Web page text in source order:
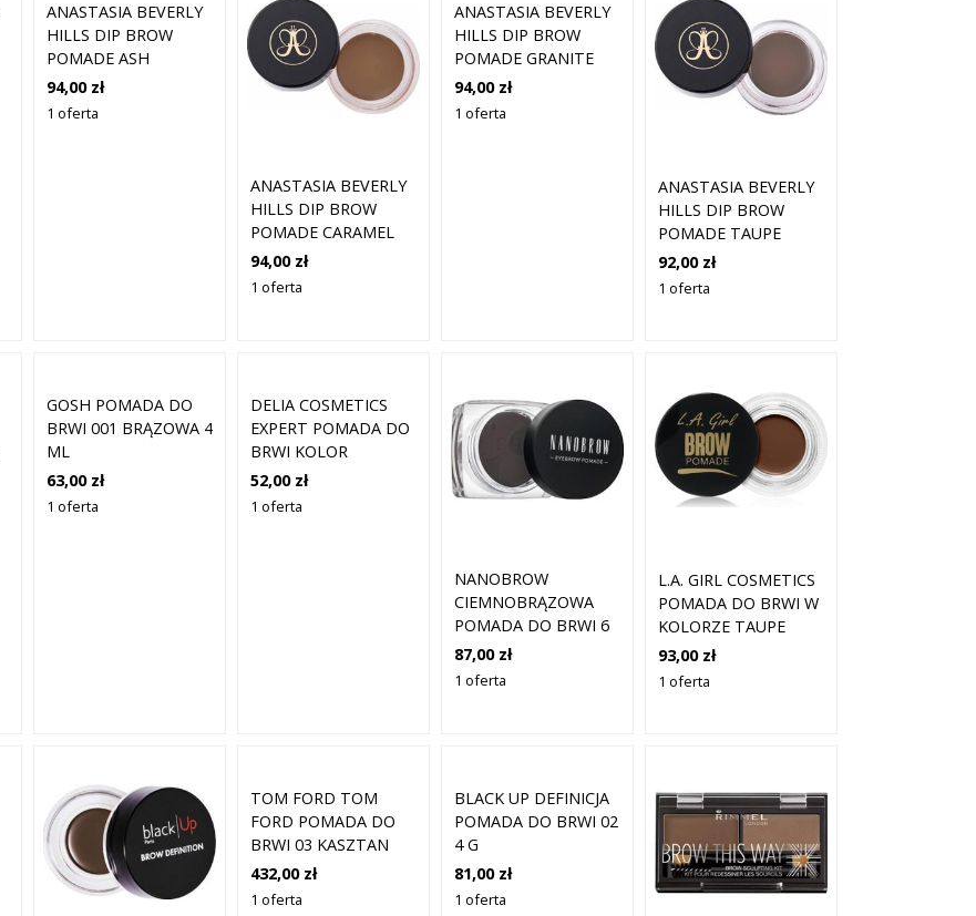
ANASTASIA BEVERLY
HILLS DIP BROW
POMADE ASH
BROWN
94,00 zł
1 oferta
ANASTASIA BEVERLY
HILLS DIP BROW
POMADE CARAMEL
94,00 zł
1 oferta
ANASTASIA BEVERLY
HILLS DIP BROW
POMADE GRANITE
94,00 zł
1 oferta
ANASTASIA BEVERLY
HILLS DIP BROW
POMADE TAUPE
92,00 zł
1 oferta
GOSH POMADA DO
BRWI 001 BRĄZOWA 4
ML
63,00 zł
1 oferta
DELIA COSMETICS
EXPERT POMADA DO
BRWI KOLOR
GRAFITOWY 4 G
52,00 zł
1 oferta
NANOBROW
CIEMNOBRĄZOWA
POMADA DO BRWI 6
G
87,00 zł
1 oferta
L.A. GIRL COSMETICS
POMADA DO BRWI W
KOLORZE TAUPE
93,00 zł
1 oferta
TOM FORD TOM
FORD POMADA DO
BRWI 03 KASZTAN
432,00 zł
1 oferta
BLACK UP DEFINICJA
POMADA DO BRWI 02
4 G
81,00 zł
1 oferta